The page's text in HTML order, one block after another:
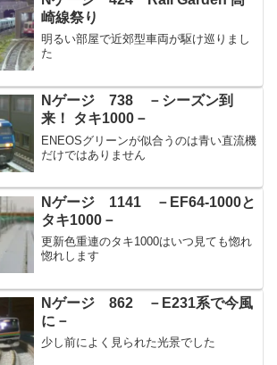
崎線祭り
明るい部屋で近郊型車両が駆け巡りまし
た
Nゲージ 738 －シーズン到
来！ タキ1000－
ENEOSグリーンが似合うのは青い直流機
だけではありません
Nゲージ 1141 －EF64-1000と
タキ1000－
更新色重連のタキ1000はいつ見ても惚れ
惚れします
Nゲージ 862 －E231系で今風
に－
少し前によく見られた光景でした